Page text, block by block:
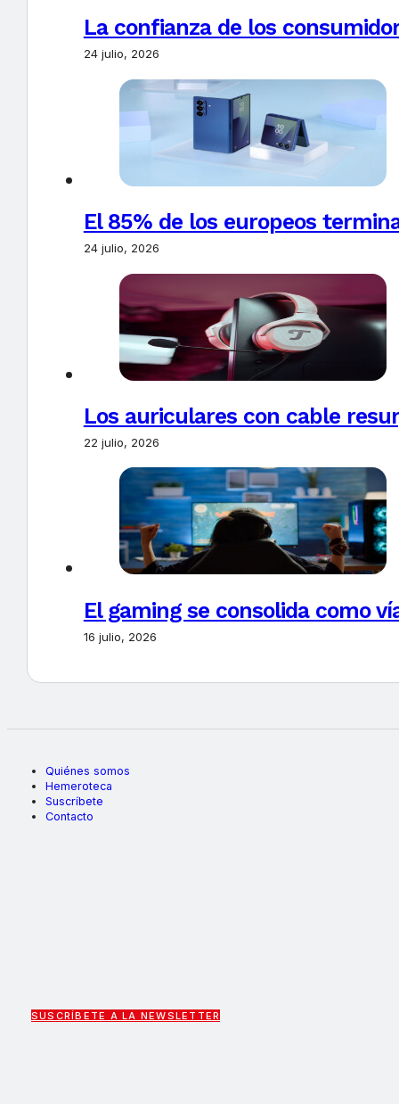
La confianza de los
24 julio, 2026
El 85% de los europeos
24 julio, 2026
Los auriculares con cable
22 julio, 2026
El gaming se consolida como
16 julio, 2026
Quiénes somos
Hemeroteca
Suscríbete
Contacto
SUSCRÍBETE A LA NEWSLETTER